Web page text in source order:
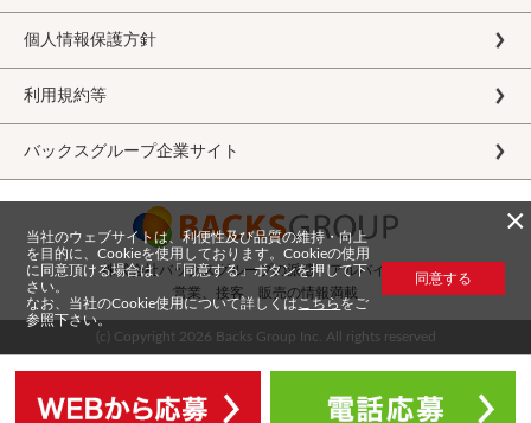
個人情報保護方針
利用規約等
バックスグループ企業サイト
株式会社バックスグループの派遣・アルバイト求人
営業、接客、販売の情報満載
(c) Copyright 2026 Backs Group Inc. All rights reserved
×
当社のウェブサイトは、利便性及び品質の維持・向上
を目的に、Cookieを使用しております。Cookieの使用
に同意頂ける場合は、「同意する」ボタンを押して下
さい。
なお、当社のCookie使用について詳しくは こちらをご
参照下さい。
同意する